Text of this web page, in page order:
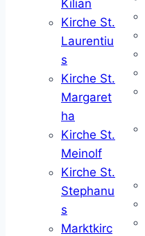
Kilian
Kirche St.
Laurentiu
s
Kirche St.
Margaret
ha
Kirche St.
Meinolf
Kirche St.
Stephanu
s
Marktkirc